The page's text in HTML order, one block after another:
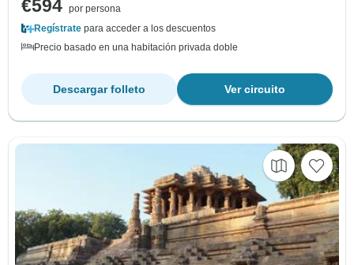
€594 por persona
Regístrate para acceder a los descuentos
Precio basado en una habitación privada doble
Ver circuito
Descargar folleto